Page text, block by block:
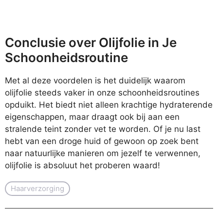
Conclusie over Olijfolie in Je
Schoonheidsroutine
Met al deze voordelen is het duidelijk waarom
olijfolie steeds vaker in onze schoonheidsroutines
opduikt. Het biedt niet alleen krachtige hydraterende
eigenschappen, maar draagt ook bij aan een
stralende teint zonder vet te worden. Of je nu last
hebt van een droge huid of gewoon op zoek bent
naar natuurlijke manieren om jezelf te verwennen,
olijfolie is absoluut het proberen waard!
Haarverzorging